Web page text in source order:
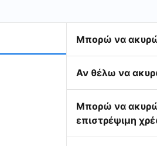
Μπορώ να
Αν θέλω να
Μπορώ να
επιστρέψιμη